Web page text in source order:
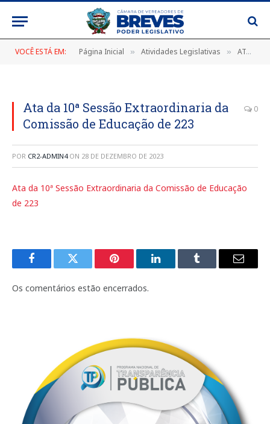
VOCÊ ESTÁ EM: Página Inicial » Atividades Legislativas » ATA DA 10ª SESSÃO EXTRAORDINÁRIA DA COMISSÃO DE EDUCAÇÃO E CULTURA, DE 29 DE NOVEMBRO DE 2023
Ata da 10ª Sessão Extraordinaria da
Comissão de Educação de 223
0
POR CR2-ADMIN4 ON 28 DE DEZEMBRO DE 2023
Ata da 10ª Sessão Extraordinaria da Comissão de Educação
de 223
FacebookTwitter Pinterest LinkedInTumblr
E-
Os comentários estão encerrados.